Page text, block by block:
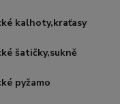
kalhoty,kraťasy
šatičky,sukně
pyžamo